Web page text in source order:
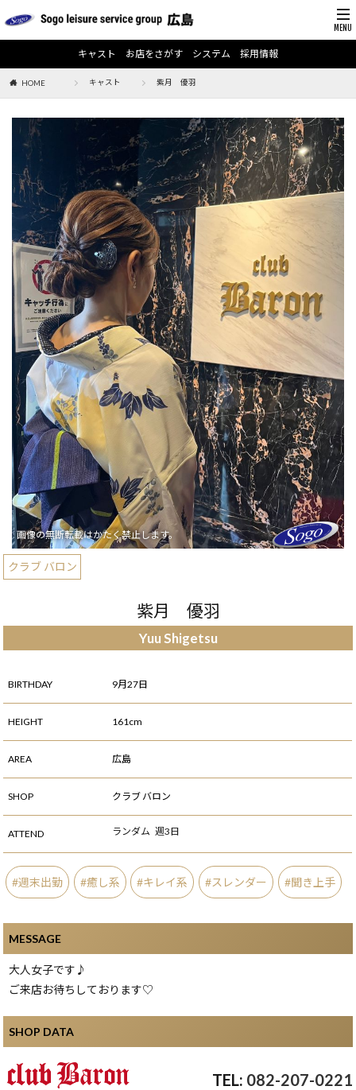
キャスト お店をさがす システム 採用情報
HOME キャスト 紫月 優羽
クラブ バロン
紫月 優羽
Yuu Shigetsu
BIRTHDAY 9月27日
HEIGHT 161cm
AREA 広島
SHOP クラブ バロン
ATTEND ランダム 週3日
週末出勤 癒し系 キレイ系 スレンダー 聞き上手
MESSAGE
大人女子です♪
ご来店お待ちしております♡
SHOP DATA
082-207-0221